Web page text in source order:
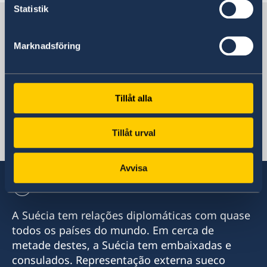
Statistik
Marknadsföring
Tillåt alla
Tillåt urval
Avvisa
Consulado da Suécia
A Suécia tem relações diplomáticas com quase
todos os países do mundo. Em cerca de
metade destes, a Suécia tem embaixadas e
consulados. Representação externa sueco